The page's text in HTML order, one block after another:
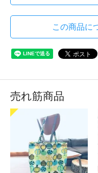
この商品に
売れ筋商品